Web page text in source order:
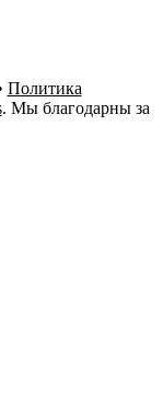
Политика
. Мы благодарны за